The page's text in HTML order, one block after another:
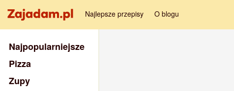
Najlepsze przepisy O blogu
Najpopularniejsze
Pizza
Zupy